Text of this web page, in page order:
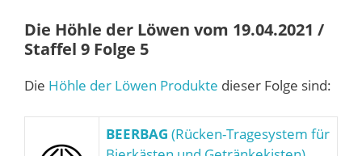
Die Höhle der Löwen vom 19.04.2021 /
Staffel 9 Folge 5
Die Höhle der Löwen Produkte dieser Folge sind:
BEERBAG (Rücken-Tragesystem für